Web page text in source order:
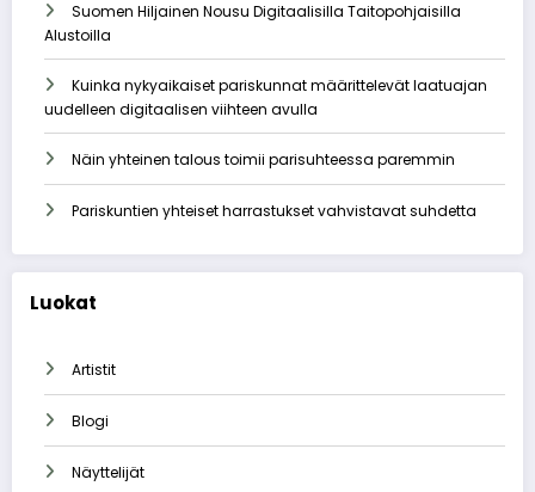
Suomen Hiljainen Nousu Digitaalisilla Taitopohjaisilla
Alustoilla
Kuinka nykyaikaiset pariskunnat määrittelevät laatuajan
uudelleen digitaalisen viihteen avulla
Näin yhteinen talous toimii parisuhteessa paremmin
Pariskuntien yhteiset harrastukset vahvistavat suhdetta
Luokat
Artistit
Blogi
Näyttelijät